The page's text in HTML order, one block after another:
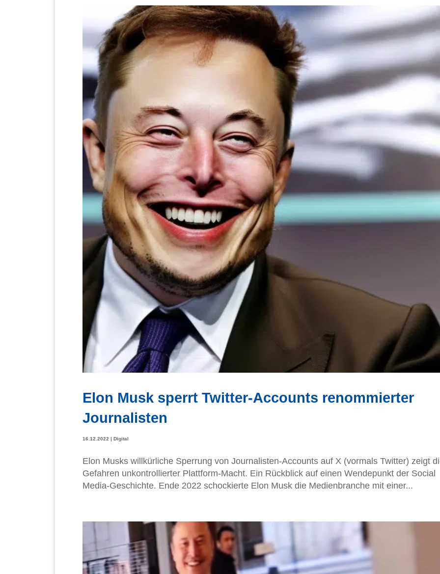
Elon Musk sperrt Twitter-Accounts renommierter
Journalisten
16.12.2022 | Digital
Elon Musks willkürliche Sperrung von Journalisten-Accounts auf X (vormals Twitter) zeigt
Gefahren unkontrollierter Plattform-Macht. Ein Rückblick auf einen Wendepunkt der Social
Media-Geschichte. Ende 2022 schockierte Elon Musk die Medienbranche mit einer...